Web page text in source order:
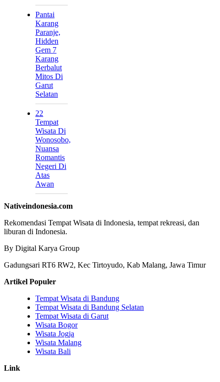
Pantai
Karang
Paranje,
Hidden
Gem 7
Karang
Berbalut
Mitos Di
Garut
Selatan
22
Tempat
Wisata Di
Wonosobo,
Nuansa
Romantis
Negeri Di
Atas
Awan
Nativeindonesia.com
Rekomendasi Tempat Wisata di Indonesia, tempat rekreasi, dan
liburan di Indonesia.
By Digital Karya Group
Gadungsari RT6 RW2, Kec Tirtoyudo, Kab Malang, Jawa Timur
Artikel Populer
Tempat Wisata di Bandung
Tempat Wisata di Bandung Selatan
Tempat Wisata di Garut
Wisata Bogor
Wisata Jogja
Wisata Malang
Wisata Bali
Link